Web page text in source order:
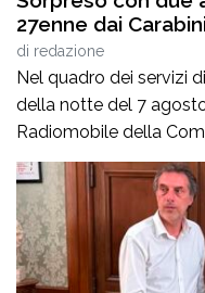
27enne dai
di redazione
Nel quadro dei servizi
della notte del 7
Radiomobile della
arrestato a Vazzano
Cinquefrondi, ritenuto
accertamenti, di
3.30, durante un